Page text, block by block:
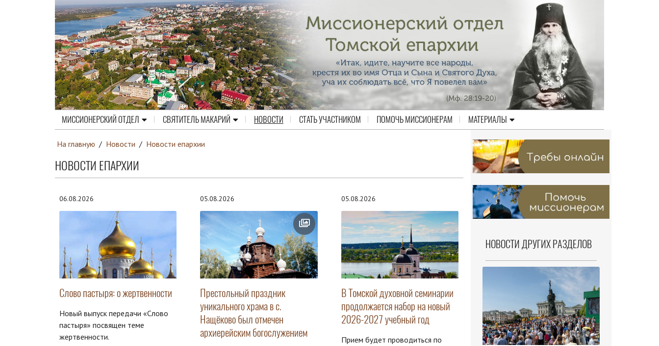
МИССИОНЕРСКИЙ ОТДЕЛ СВЯТИТЕЛЬ МАКАРИЙ НОВОСТИ СТАТЬ УЧАСТНИКОМ ПОМОЧЬ МИССИОНЕРАМ МАТЕРИАЛЫ
На главную / Новости / Новости епархии
НОВОСТИ ЕПАРХИИ
06.08.2026
Слово пастыря: о жертвенности
Новый выпуск передачи «Слово
пастыря» посвящен теме
жертвенности.
05.08.2026
Престольный праздник
уникального храма в с.
Нащёково был отмечен
архиерейским богослужением
05.08.2026
В Томской духовной семинарии
продолжается набор на новый
2026-2027 учебный год
Прием будет проводиться по
НОВОСТИ ДРУГИХ РАЗДЕЛОВ